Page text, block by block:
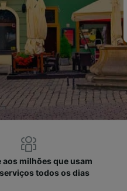
milhões que usam
todos os dias